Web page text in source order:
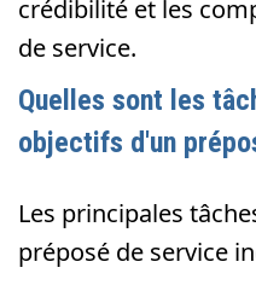
crédibilité et les
de service.
Quelles sont les
objectifs d'un
Les principales
préposé de service